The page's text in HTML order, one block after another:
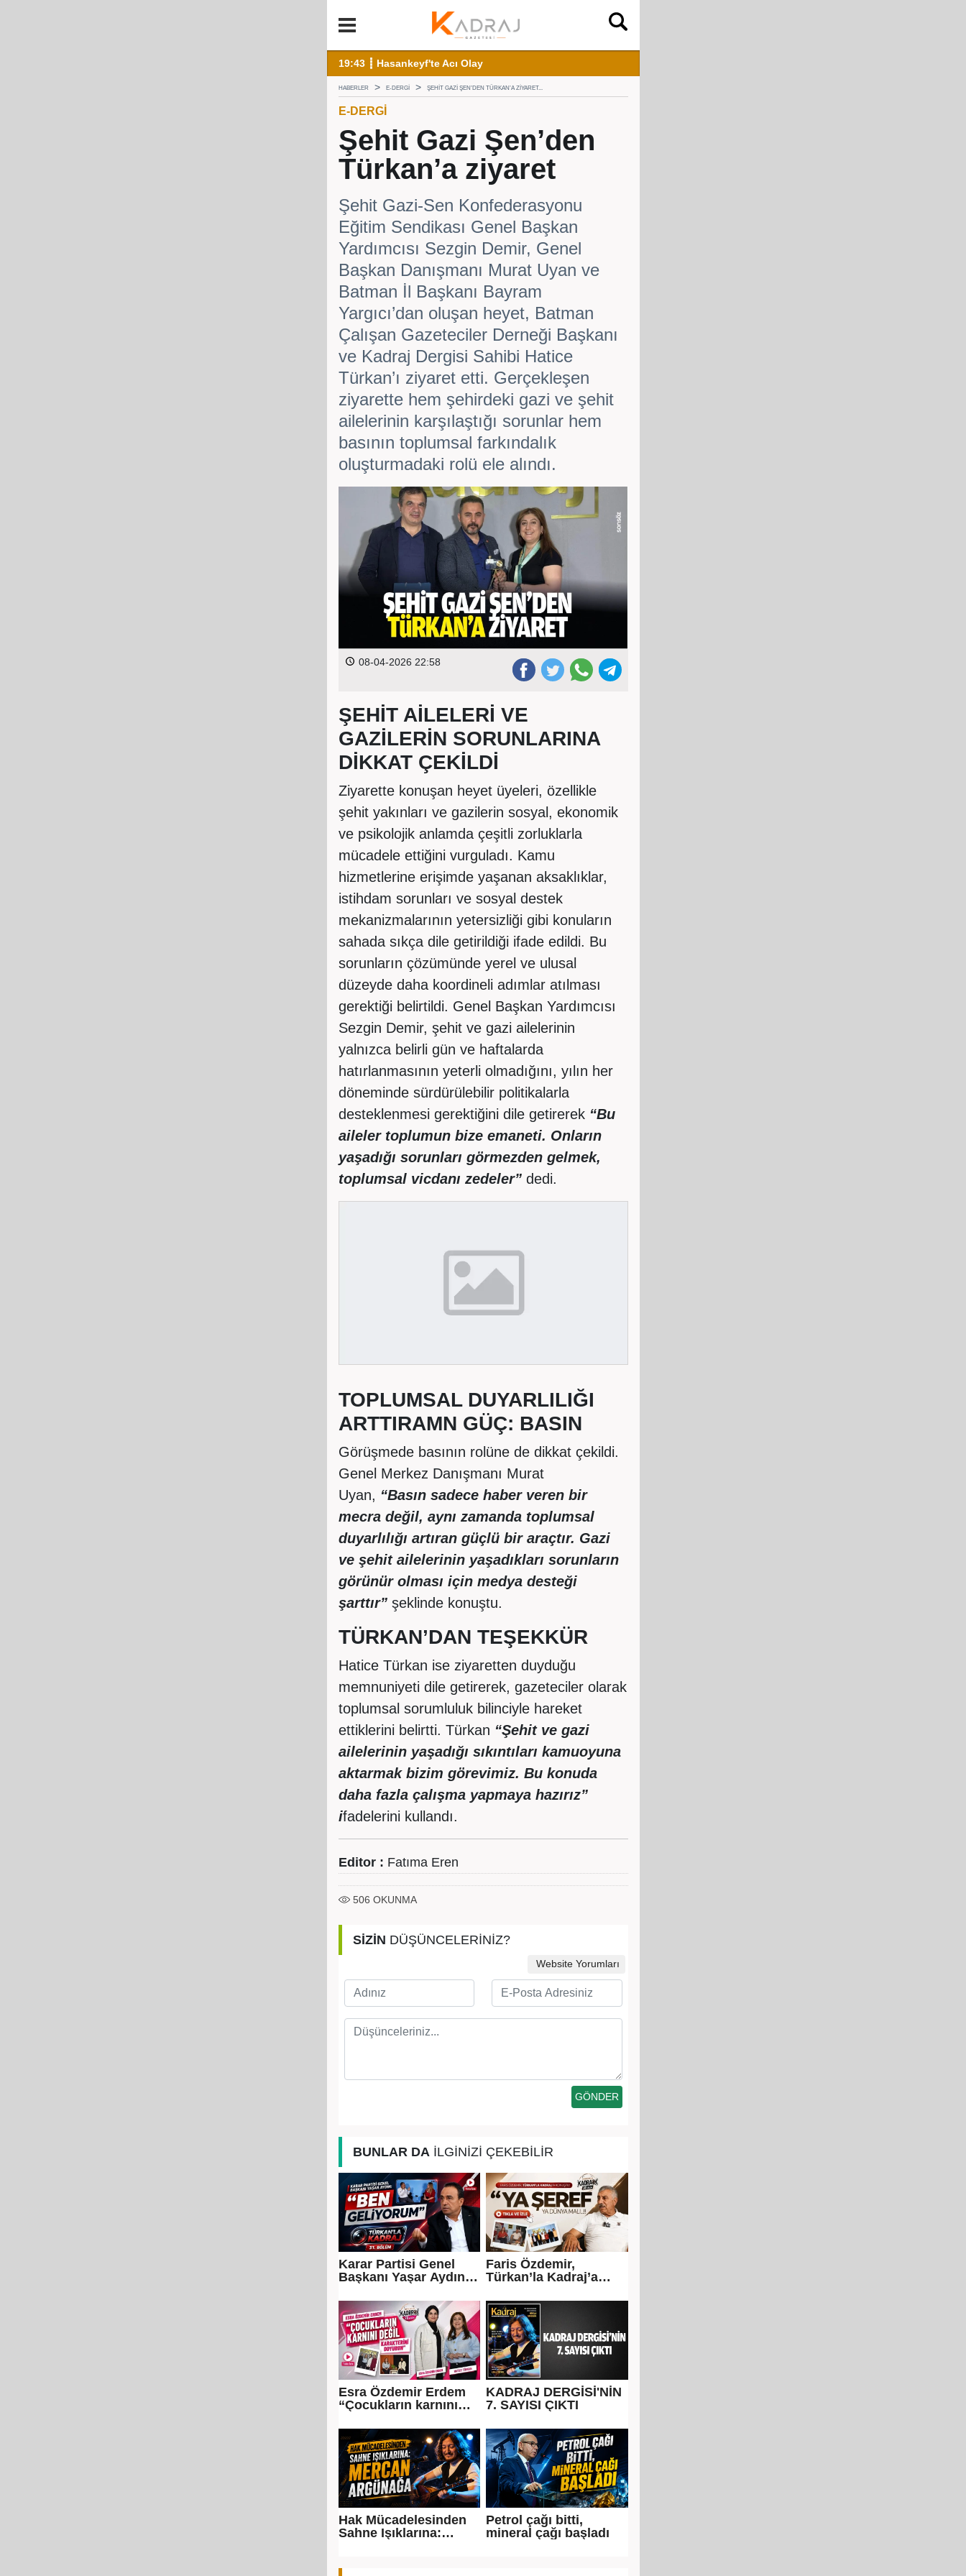
01:22 ┋ Hasankeyf Tüneli Girişinde Feci Kaza: 12 Kişi Yaralandı19:43 ┋ Hasankeyf'te Acı Olay
HABERLER E-DERGI ŞEHIT GAZI ŞEN’DEN TÜRKAN’A ZIYARET...
E-DERGI
Şehit Gazi Şen’den
Türkan’a ziyaret
Şehit Gazi-Sen Konfederasyonu
Eğitim Sendikası Genel Başkan
Yardımcısı Sezgin Demir, Genel
Başkan Danışmanı Murat Uyan ve
Batman İl Başkanı Bayram
Yargıcı’dan oluşan heyet, Batman
Çalışan Gazeteciler Derneği Başkanı
ve Kadraj Dergisi Sahibi Hatice
Türkan’ı ziyaret etti. Gerçekleşen
ziyarette hem şehirdeki gazi ve şehit
ailelerinin karşılaştığı sorunlar hem
basının toplumsal farkındalık
oluşturmadaki rolü ele alındı.
08-04-2026 22:58
ŞEHİT AİLELERİ VE
GAZİLERİN SORUNLARINA
DİKKAT ÇEKİLDİ
Ziyarette konuşan heyet üyeleri, özellikle
şehit yakınları ve gazilerin sosyal, ekonomik
ve psikolojik anlamda çeşitli zorluklarla
mücadele ettiğini vurguladı. Kamu
hizmetlerine erişimde yaşanan aksaklıklar,
istihdam sorunları ve sosyal destek
mekanizmalarının yetersizliği gibi konuların
sahada sıkça dile getirildiği ifade edildi. Bu
sorunların çözümünde yerel ve ulusal
düzeyde daha koordineli adımlar atılması
gerektiği belirtildi. Genel Başkan Yardımcısı
Sezgin Demir, şehit ve gazi ailelerinin
yalnızca belirli gün ve haftalarda
hatırlanmasının yeterli olmadığını, yılın her
döneminde sürdürülebilir politikalarla
desteklenmesi gerektiğini dile getirerek “Bu
aileler toplumun bize emaneti. Onların
yaşadığı sorunları görmezden gelmek,
toplumsal vicdanı zedeler” dedi.
TOPLUMSAL DUYARLILIĞI
ARTTIRAMN GÜÇ: BASIN
Görüşmede basının rolüne de dikkat çekildi.
Genel Merkez Danışmanı Murat
Uyan, “Basın sadece haber veren bir
mecra değil, aynı zamanda toplumsal
duyarlılığı artıran güçlü bir araçtır. Gazi
ve şehit ailelerinin yaşadıkları sorunların
görünür olması için medya desteği
şarttır”şeklinde konuştu.
TÜRKAN’DAN TEŞEKKÜR
Hatice Türkan ise ziyaretten duyduğu
memnuniyeti dile getirerek, gazeteciler olarak
toplumsal sorumluluk bilinciyle hareket
ettiklerini belirtti. Türkan “Şehit ve gazi
ailelerinin yaşadığı sıkıntıları kamuoyuna
aktarmak bizim görevimiz. Bu konuda
daha fazla çalışma yapmaya hazırız”
ifadelerini kullandı.
Editor : Fatıma Eren
506 OKUNMA
SİZİN DÜŞÜNCELERİNİZ?
Website Yorumları
BUNLAR DAİLGİNİZİ ÇEKEBİLİR
Karar Partisi Genel
Başkanı Yaşar Aydın:
Faris Özdemir,
Türkan’la Kadraj’a
dünya malı..."
Esra Özdemir Erdem
“Çocukların karnını
doyurun”
KADRAJ DERGİSİ'NİN
7. SAYISI ÇIKTI
Hak Mücadelesinden
Sahne Işıklarına:
Petrol çağı bitti,
mineral çağı başladı